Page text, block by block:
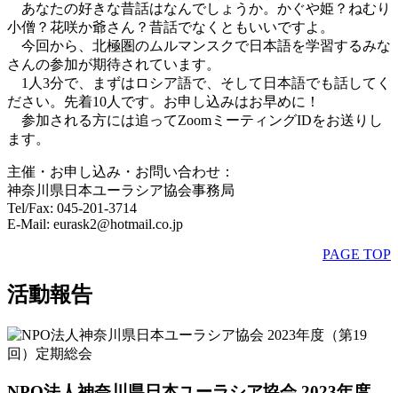
あなたの好きな昔話はなんでしょうか。かぐや姫？ねむり
小僧？花咲か爺さん？昔話でなくともいいですよ。
今回から、北極圏のムルマンスクで日本語を学習するみな
さんの参加が期待されています。
1人3分で、まずはロシア語で、そして日本語でも話してく
ださい。先着10人です。お申し込みはお早めに！
参加される方には追ってZoomミーティングIDをお送りし
ます。
主催・お申し込み・お問い合わせ：
神奈川県日本ユーラシア協会事務局
Tel/Fax: 045-201-3714
E-Mail: eurask2@hotmail.co.jp
PAGE TOP
活動報告